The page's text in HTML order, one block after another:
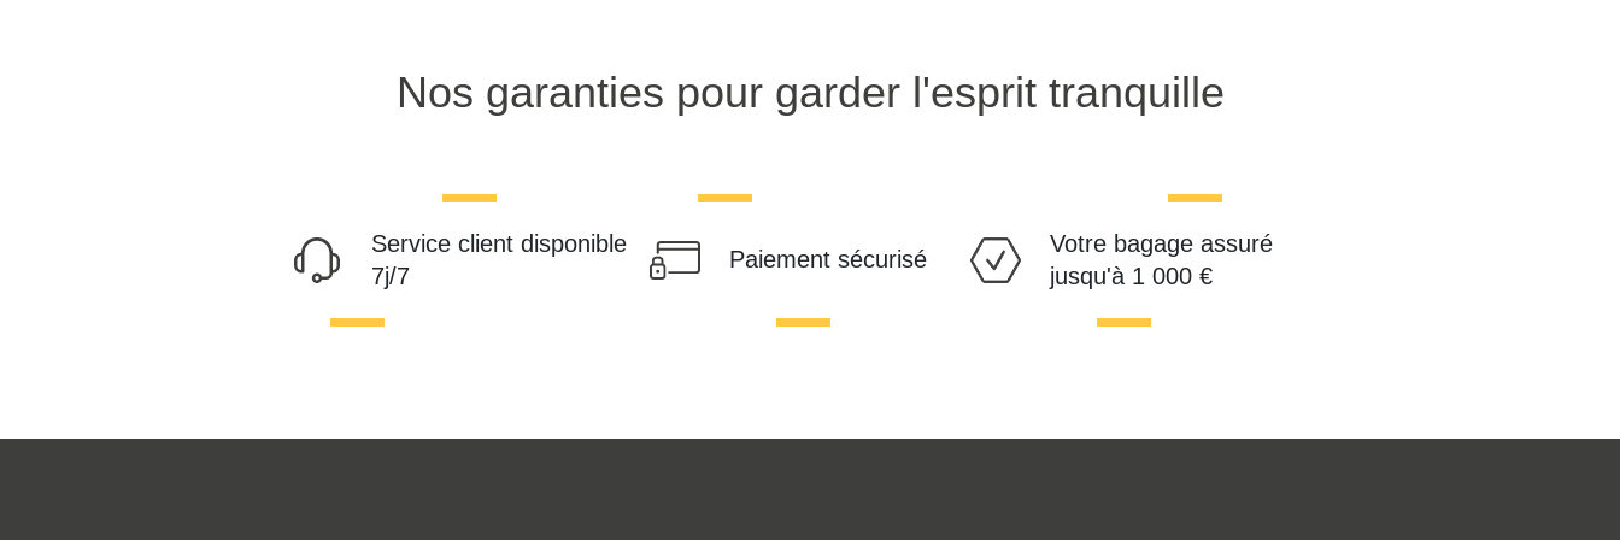
Nos garanties pour garder l'esprit tranquille
Service client disponible
7j/7
Paiement sécurisé
Votre bagage assuré
jusqu'à 1 000 €